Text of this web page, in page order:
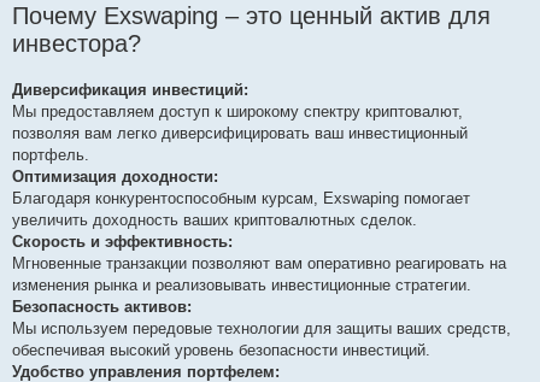
Почему Exswaping – это ценный актив для
инвестора?
Диверсификация инвестиций:
Мы предоставляем доступ к широкому спектру криптовалют,
позволяя вам легко диверсифицировать ваш инвестиционный
портфель.
Оптимизация доходности:
Благодаря конкурентоспособным курсам, Exswaping помогает
увеличить доходность ваших криптовалютных сделок.
Скорость и эффективность:
Мгновенные транзакции позволяют вам оперативно реагировать на
изменения рынка и реализовывать инвестиционные стратегии.
Безопасность активов:
Мы используем передовые технологии для защиты ваших средств,
обеспечивая высокий уровень безопасности инвестиций.
Удобство управления портфелем: